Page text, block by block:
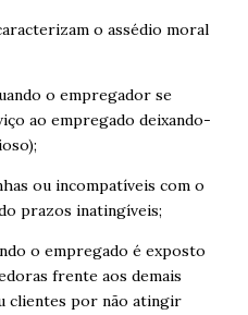
o assédio moral
o empregador se
ao empregado deixando-
ou incompatíveis com o
prazos inatingíveis;
o empregado é exposto
frente aos demais
clientes por não atingir